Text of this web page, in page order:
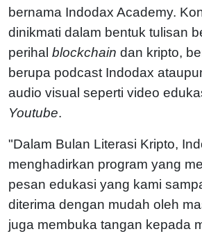
bernama Indodax Academy.
dinikmati dalam bentuk tulisan
perihal blockchain dan kripto,
berupa podcast Indodax
audio visual seperti video
Youtube.
"Dalam Bulan Literasi Kripto,
menghadirkan program yang
pesan edukasi yang kami
diterima dengan mudah oleh
juga membuka tangan kepada